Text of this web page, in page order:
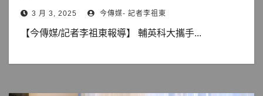
3 月 3, 2025 今傳媒- 記者李祖東
【今傳媒/記者李祖東報導】 輔英科大攜手...